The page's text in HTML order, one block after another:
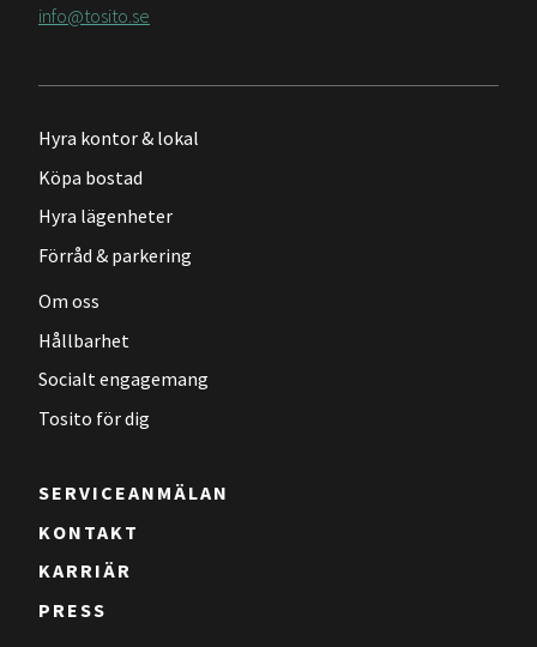
info@tosito.se
Hyra kontor & lokal
Köpa bostad
Hyra lägenheter
Förråd & parkering
Om oss
Hållbarhet
Socialt engagemang
Tosito för dig
SERVICEANMÄLAN
KONTAKT
KARRIÄR
PRESS